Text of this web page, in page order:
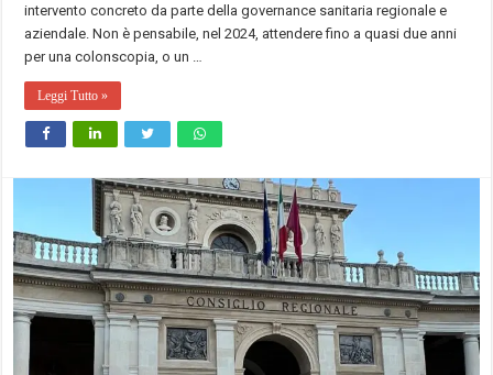
intervento concreto da parte della governance sanitaria regionale e
aziendale. Non è pensabile, nel 2024, attendere fino a quasi due anni
per una colonscopia, o un …
Leggi Tutto »